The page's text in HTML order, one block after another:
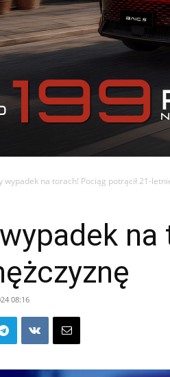
wypadek na torach! Pociąg potrącił 21-
08:16